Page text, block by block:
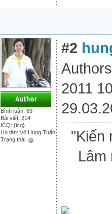
Bình luận: 69
Bài viết: 214
ICQ: {icq}
Họ tên: Võ Hùng Tuấn
Trạng thái:
#2
2011
"Kiến
Lâm